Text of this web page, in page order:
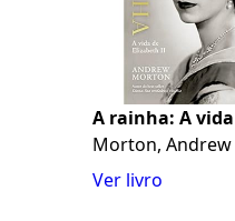
A rainha: A
Morton, Andrew
Ver livro